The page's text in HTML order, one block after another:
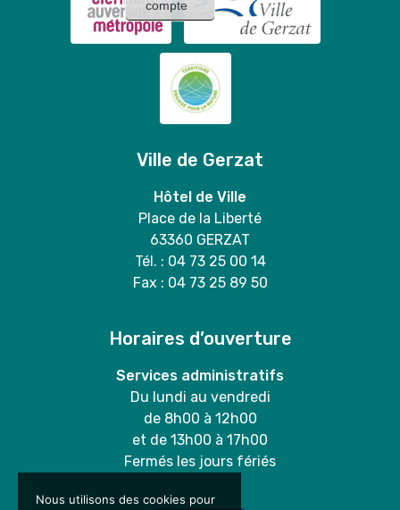
compte
Ville de Gerzat
Hôtel de Ville
Place de la Liberté
63360 GERZAT
Tél. : 04 73 25 00 14
Fax : 04 73 25 89 50
Horaires d’ouverture
Services administratifs
Du lundi au vendredi
de 8h00 à 12h00
et de 13h00 à 17h00
Fermés les jours fériés
Nous utilisons des cookies pour